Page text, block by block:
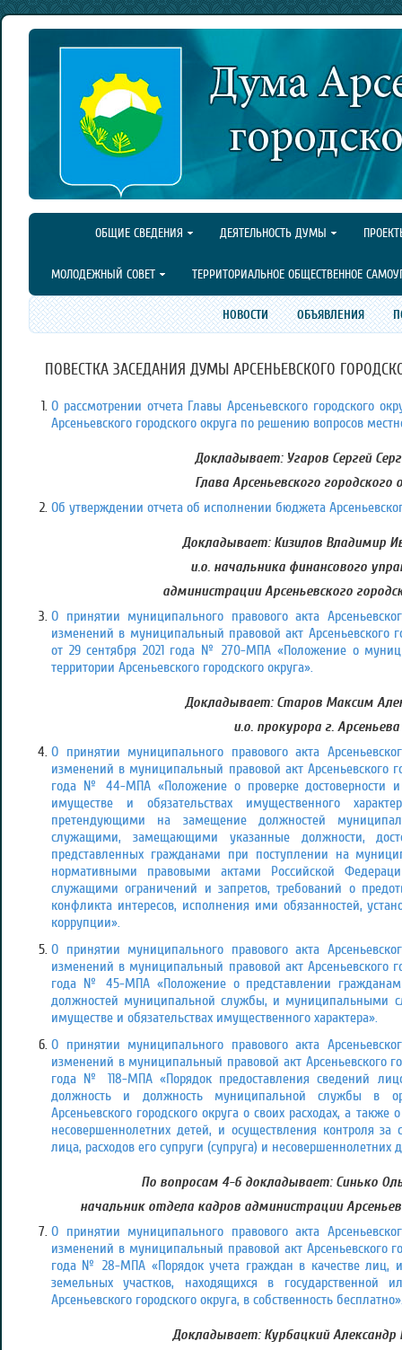
ОБЩИЕ СВЕДЕНИЯ ДЕЯТЕЛЬНОСТЬ ДУМЫ
МОЛОДЕЖНЫЙ СОВЕТ ТЕРРИТОРИАЛЬНОЕ ОБЩЕСТВЕННОЕ
НОВОСТИ ОБЪЯВЛЕНИЯ
ПОВЕСТКА ЗАСЕДАНИЯ ДУМЫ АРСЕНЬЕВСКОГО
О рассмотрении отчета Главы Арсеньевского городского
Арсеньевского городского округа по решению вопросов
Докладывает: Угаров Сергей
Глава Арсеньевского городского
Об утверждении отчета об исполнении бюджета
Докладывает: Кизилов Владимир
и.о. начальника финансового
администрации Арсеньевского
О принятии муниципального правового акта
изменений в муниципальный правовой акт Арсеньевского
от 29 сентября 2021 года № 270-МПА «Положение о
территории Арсеньевского городского округа».
Докладывает: Старов Максим
и.о. прокурора г. Арсеньева
О принятии муниципального правового акта
изменений в муниципальный правовой акт Арсеньевского
года № 44-МПА «Положение о проверке достоверности
имуществе и обязательствах имущественного
претендующими на замещение должностей
служащими, замещающими указанные должности,
представленных гражданами при поступлении на
нормативными правовыми актами Российской
служащими ограничений и запретов, требований о
конфликта интересов, исполнения ими обязанностей,
коррупции».
О принятии муниципального правового акта
изменений в муниципальный правовой акт Арсеньевского
года № 45-МПА «Положение о представлении
должностей муниципальной службы, и муниципальными
имуществе и обязательствах имущественного характера».
О принятии муниципального правового акта
изменений в муниципальный правовой акт Арсеньевского
года № 118-МПА «Порядок предоставления сведений
должность и должность муниципальной службы в
Арсеньевского городского округа о своих расходах, а также
несовершеннолетних детей, и осуществления контроля за
лица, расходов его супруги (супруга) и несовершеннолетних
По вопросам 4-6 докладывает: Синько
начальник отдела кадров администрации
О принятии муниципального правового акта
изменений в муниципальный правовой акт Арсеньевского
года № 28-МПА «Порядок учета граждан в качестве лиц,
земельных участков, находящихся в государственной
Арсеньевского городского округа, в собственность
Докладывает: Курбацкий Александр